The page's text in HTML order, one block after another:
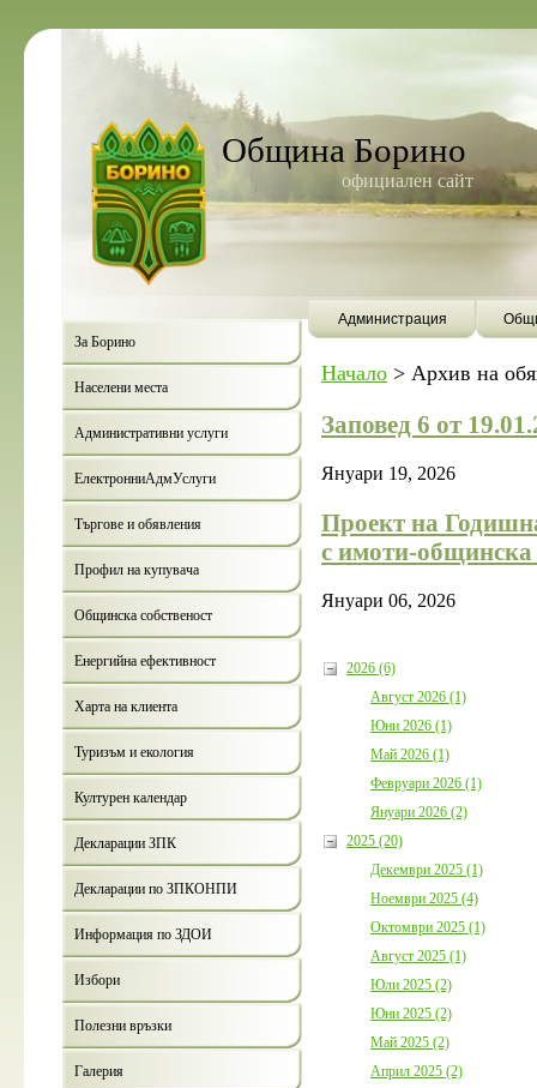
Община Борино
официален сайт
Администрация
За Борино
Населени места
Административни услуги
ЕлектронниАдмУслуги
Търгове и обявления
Профил на купувача
Общинска собственост
Енергийна ефективност
Харта на клиента
Туризъм и екология
Културен календар
Декларации ЗПК
Декларации по ЗПКОНПИ
Информация по ЗДОИ
Избори
Полезни връзки
Галерия
Начало > Архив на
Заповед 6 от
Януари 19, 2026
Проект на
с имоти-общинска
Януари 06, 2026
2026 (6)
Август 2026 (1)
Юни 2026 (1)
Май 2026 (1)
Февруари 2026 (1)
Януари 2026 (2)
2025 (20)
Декември 2025 (1)
Ноември 2025 (4)
Октомври 2025 (1)
Август 2025 (1)
Юли 2025 (2)
Юни 2025 (2)
Май 2025 (2)
Април 2025 (2)